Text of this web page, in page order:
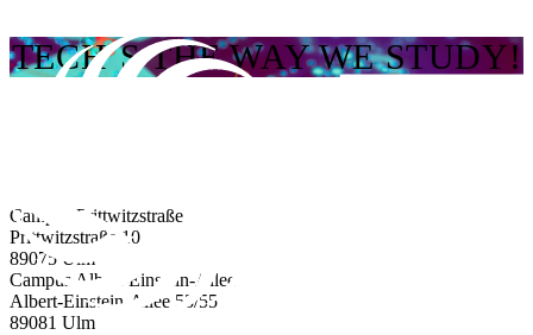
TECH´S THE WAY WE STUDY!
Campus Prittwitzstraße
Prittwitzstraße 10
89075 Ulm
Campus Albert-Einstein-Allee
Albert-Einstein-Allee 53/​55
89081 Ulm